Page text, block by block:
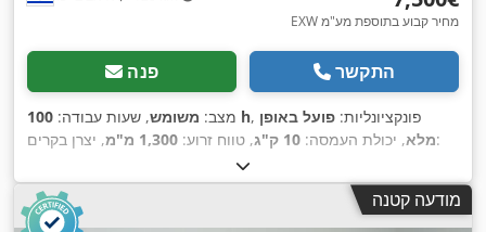
EXW מחיר קבוע בתוספת מע"מ
פנה התקשר
מצב: משומש, שעות עבודה: 100 h , פונקציונליות: פועל באופן
מלא, יכולת העמסה: 10 ק"ג , טווח זרוע: 1,300 מ"מ
, יצרן בקרים:
מודעה קטנה